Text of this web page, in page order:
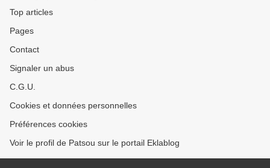
Top articles
Pages
Contact
Signaler un abus
C.G.U.
Cookies et données personnelles
Préférences cookies
Voir le profil de Patsou sur le portail Eklablog